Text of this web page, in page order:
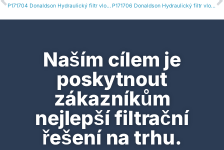
P171704 Donaldson Hydraulický filtr vložka P171706 Donaldson Hydraulický filtr vložka
Naším cílem je
poskytnout
zákazníkům
nejlepší filtrační
řešení na trhu.